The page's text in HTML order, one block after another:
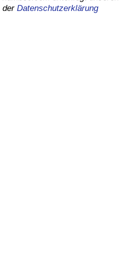
der Datenschutzerklärung
Kriminalitäts-Index